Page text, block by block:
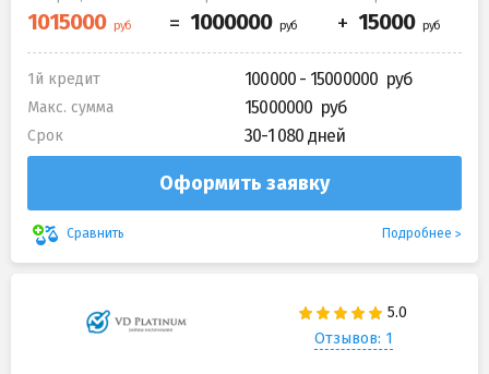
1й кредит 100000 - 15000000
Макс. сумма 15000000
Срок 30-1 080 дней
Оформить заявку
Сравнить Подробнее
Отзывов: 1